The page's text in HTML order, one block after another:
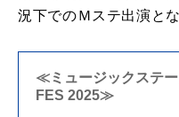
況下でのＭステ出演とな
≪ミュージックステ
FES 2025≫